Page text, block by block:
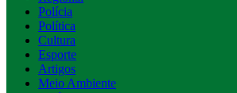
Polícia
Política
Cultura
Esporte
Artigos
Meio Ambiente